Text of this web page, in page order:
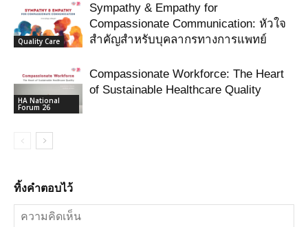
Quality Care
Sympathy & Empathy for
Compassionate Communication: หัวใจ
สำคัญสำหรับบุคลากรทางการแพทย์
HA National
Forum 26
Compassionate Workforce: The Heart
of Sustainable Healthcare Quality
ทิ้งคำตอบไว้